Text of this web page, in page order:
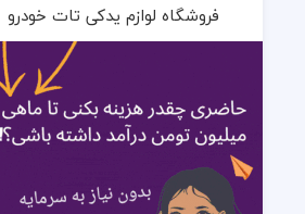
فروشگاه لوازم یدکی تات خودرو